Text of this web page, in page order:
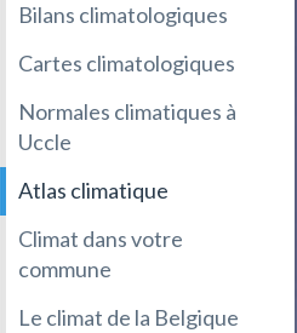
Bilans climatologiques
Cartes climatologiques
Normales climatiques à
Uccle
Atlas climatique
Climat dans votre
commune
Le climat de la Belgique